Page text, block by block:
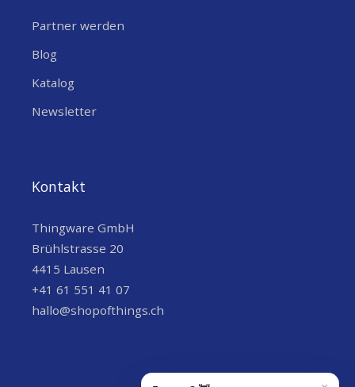
Partner werden
Blog
Katalog
Newsletter
Kontakt
Thingware GmbH
Brühlstrasse 20
4415 Lausen
+41 61 551 41 07
hallo@shopofthings.ch